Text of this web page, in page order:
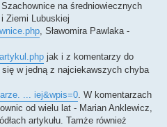
na średniowiecznych
Ziemi Lubuskiej
, Sławomira Pawlaka -
jak i z komentarzy do
się w jedną z najciekawszych chyba
... iej&wpis=0. W komentarzach
od wielu lat - Marian Anklewicz,
artykułu. Tamże również